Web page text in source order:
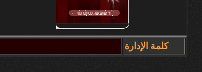
كلمة الإدارة